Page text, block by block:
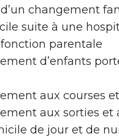
changement
suite à une
parentale
d’enfants
aux courses
aux sorties et
de jour et de